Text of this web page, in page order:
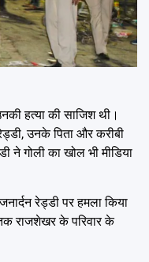
हत्या की साजिश थी।
उनके पिता और करीबी
ने गोली का खोल भी मीडिया
रेड्डी पर हमला किया
राजशेखर के परिवार के